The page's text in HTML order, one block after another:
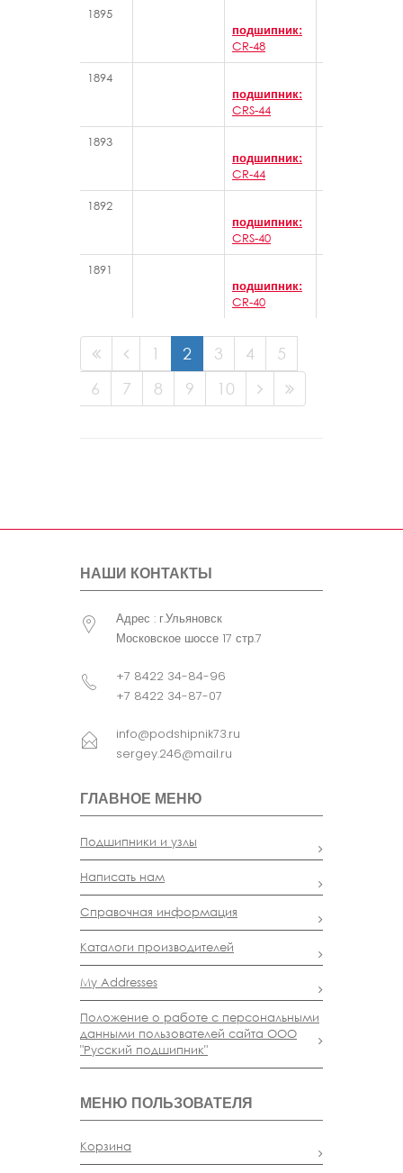
1895
подшипник:
CR-48
1894
подшипник:
CRS-44
1893
подшипник:
CR-44
1892
подшипник:
CRS-40
1891
подшипник:
CR-40
1 2 3 4
5
6
7 8 9 10
НАШИ КОНТАКТЫ
Адрес : г.Ульяновск
Московское шоссе 17 стр.7
+7 8422 34-84-96
+7 8422 34-87-07
info@podshipnik73.ru
sergey.246@mail.ru
ГЛАВНОЕ МЕНЮ
Подшипники и узлы
Написать нам
Справочная информация
Каталоги производителей
My Addresses
Положение о работе с персональными
данными пользователей сайта ООО
"Русский подшипник"
МЕНЮ ПОЛЬЗОВАТЕЛЯ
Корзина